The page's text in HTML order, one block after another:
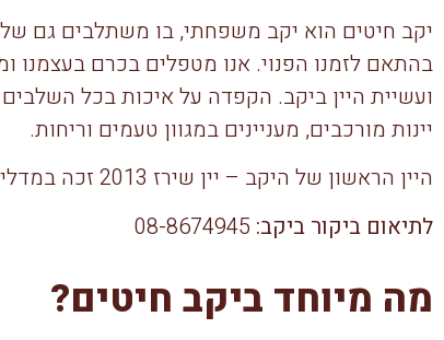
יקב חיטים הוא יקב משפחתי, בו משתלבים גם
בהתאם לזמנו הפנוי. אנו מטפלים בכרם בעצמנו
ועשיית היין ביקב. הקפדה על איכות בכל
יינות מורכבים, מעניינים במגוון טעמים וריחות.
היין הראשון של היקב – יין שירז 2013 זכה במדליית כסף בתחרות טרה וינו 2015.
לתיאום ביקור ביקב:
מה מיוחד ביקב חיטים?